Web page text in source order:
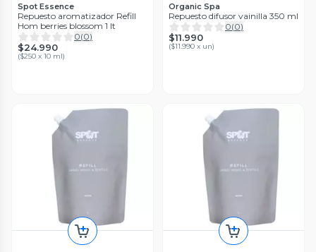
Spot Essence
Repuesto aromatizador Refill
Hom berries blossom 1 lt
0(0)
$24.990
($250 x 10 ml)
Organic Spa
Repuesto difusor vainilla 350 ml
0(0)
$11.990
($11.990 x un)